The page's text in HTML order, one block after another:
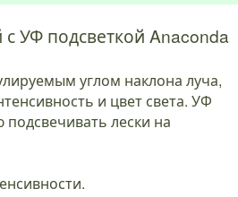
УФ подсветкой Anaconda
углом наклона луча,
и цвет света. УФ
лески на